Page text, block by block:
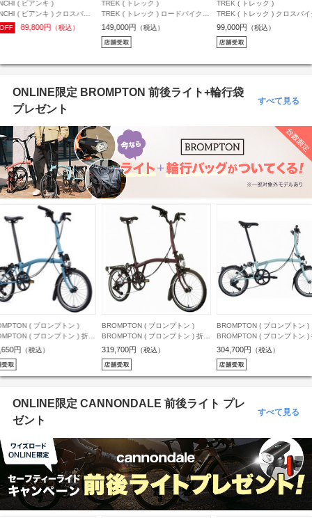
( ビアンキ )
( ビアンキ ) クロスバイ
SPORT2 DISC ( C スポーツ2
ク ) ロックサンド/ブラック
89,800円 （税込）
TREK ( トレック )
TREK ( トレック ) ロードバイク
DOMANE AL 2 Gen 4 ( ドマーネ
ブラック 54 ( 身長目安175cm前後
149,000円 （税込）
TREK ( トレック )
TREK ( トレック ) クロスバイ
FX 2 STEPOVER GEN 4 カ
170cm前後 )
99,000円 （税込）
ONLINE限定 BROMPTON 前後ライト+輪行袋
プレゼント
すべて見る
( ブロンプトン )
( ブロンプトン ) 折り
自転車 C Line URBAN MID
ラウドメタリック (身長目安
円 （税込）
BROMPTON ( ブロンプトン )
BROMPTON ( ブロンプトン ) 折り
たたみ自転車 C Line URBAN MID
4S リアキャリア付き プラム レッ
ド (身長目安 145-185cm)
319,700円 （税込）
BROMPTON ( ブロンプトン )
BROMPTON ( ブロンプトン )
たたみ自転車 C Line URBAN
S4L 4S ターキッシュグリー
長目安 145-185cm)
304,700円 （税込）
ONLINE限定 CANNONDALE 前後ライト プレ
ゼント
すべて見る